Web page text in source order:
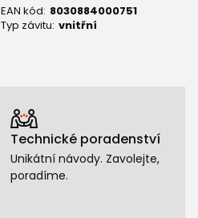
EAN kód: 8030884000751
Typ závitu: vnitřní
Technické poradenství
Unikátní návody. Zavolejte,
poradíme.